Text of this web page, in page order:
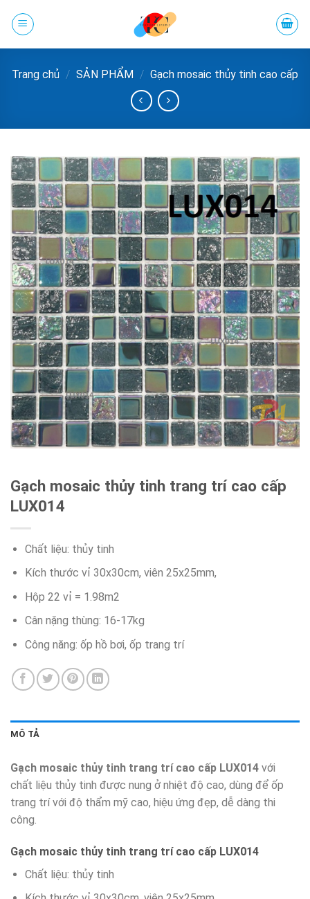
đến
dungTrang chủ / SẢN PHẨM / Gạch mosaic thủy tinh cao cấp
Gạch mosaic thủy tinh trang trí cao cấp
LUX014
Chất liệu: thủy tinh
Kích thước vỉ 30x30cm, viên 25x25mm,
Hộp 22 vỉ = 1.98m2
Cân nặng thùng: 16-17kg
Công năng: ốp hồ bơi, ốp trang trí
MÔ TẢ
Gạch mosaic thủy tinh trang trí cao cấp LUX014 với
chất liệu thủy tinh được nung ở nhiệt độ cao, dùng để ốp
trang trí với độ thẩm mỹ cao, hiệu ứng đẹp, dễ dàng thi
công.
Gạch mosaic thủy tinh trang trí cao cấp LUX014
Chất liệu: thủy tinh